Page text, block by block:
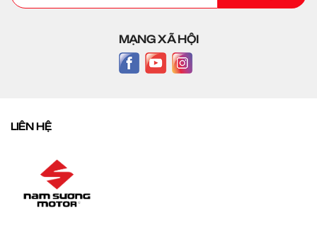
MẠNG XÃ HỘI
LIÊN HỆ